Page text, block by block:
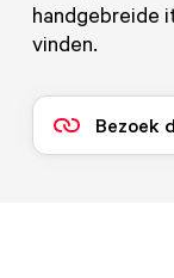
handgebreide
vinden.
Bezoek